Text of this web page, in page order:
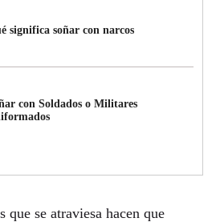
significa soñar con narcos
con Soldados o Militares
que se atraviesa hacen que